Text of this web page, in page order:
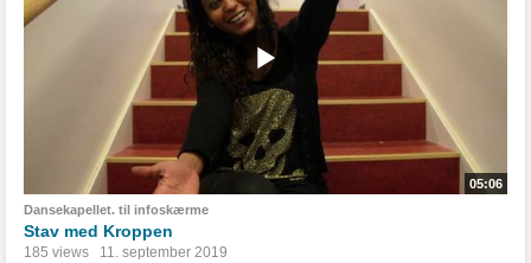
05:06
Dansekapellet. til infoskærme
Stav med Kroppen
185 views 11. september 2019